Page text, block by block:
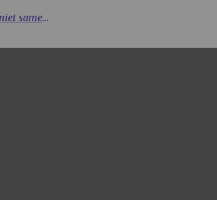
Hoe Long -covid en passie voor het werk niet samengaan